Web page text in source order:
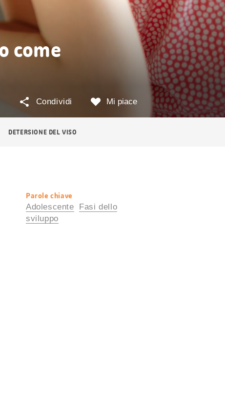
DETERSIONE DEL VISO
come
Mi piace
Condividi
Informazioni
utili
Parole chiave
Adolescente
Fasi dello
sviluppo